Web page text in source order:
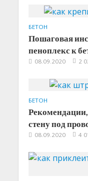
БЕТОН
Пошаговая
пеноплекс к
08.09.2020 2
БЕТОН
стену под
08.09.2020 4